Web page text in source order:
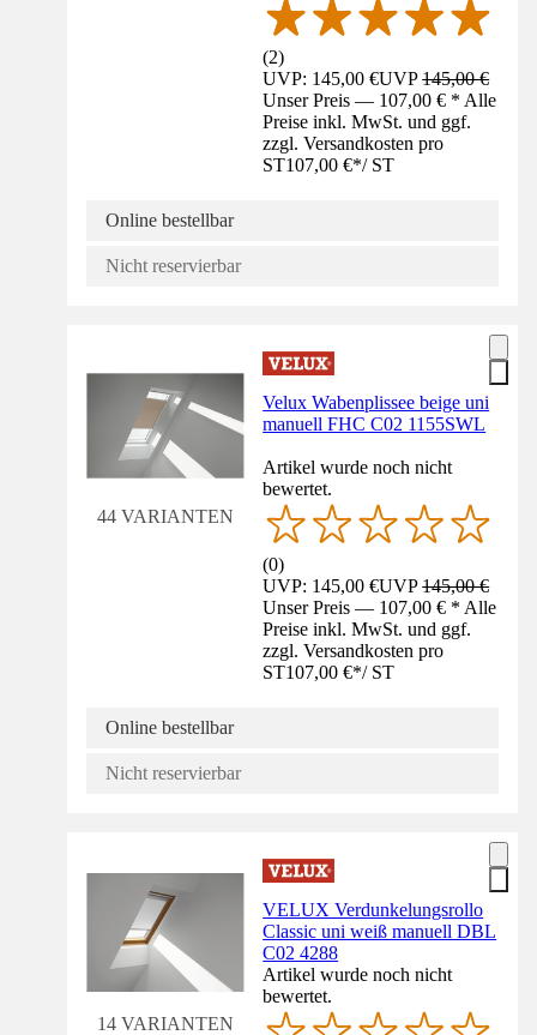
(2)
UVP: 145,00 €UVP145,00 €
Unser Preis — 107,00 € * Alle
Preise inkl. MwSt. und ggf.
zzgl. Versandkosten pro
ST107,00 €*/ ST
Online bestellbar
Nicht reservierbar
44 VARIANTEN
Velux Wabenplissee beige uni
manuell FHC C02 1155SWL
Artikel wurde noch nicht
bewertet.
(0)
UVP: 145,00 €UVP145,00 €
Unser Preis — 107,00 € * Alle
Preise inkl. MwSt. und ggf.
zzgl. Versandkosten pro
ST107,00 €*/ ST
Online bestellbar
Nicht reservierbar
14 VARIANTEN
VELUX Verdunkelungsrollo
Classic uni weiß manuell DBL
C02 4288
Artikel wurde noch nicht
bewertet.